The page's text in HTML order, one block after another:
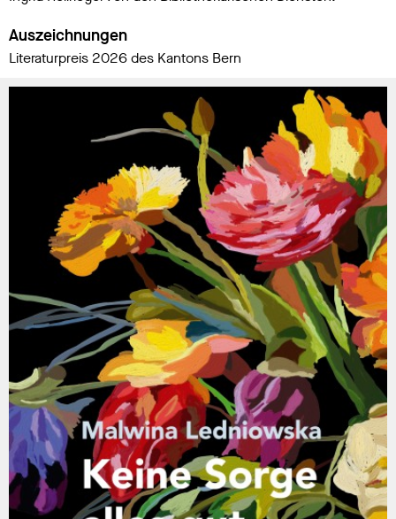
Auszeichnungen
Literaturpreis 2026 des Kantons Bern